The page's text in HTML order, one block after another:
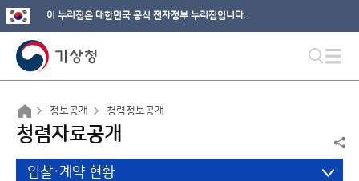
이 누리집은 대한민국 공식 전자정부 누리집입니다.
정보공개 청렴정보공개
청렴자료공개
입찰·계약 현황